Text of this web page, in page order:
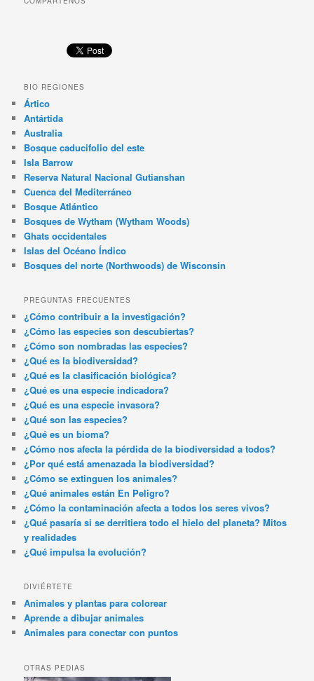
BIO REGIONES
Ártico
Antártida
Australia
Bosque caducifolio del este
Isla Barrow
Reserva Natural Nacional Gutianshan
Cuenca del Mediterráneo
Bosque Atlántico
Bosques de Wytham (Wytham Woods)
Ghats occidentales
Islas del Océano Índico
Bosques del norte (Northwoods) de Wisconsin
PREGUNTAS FRECUENTES
¿Cómo contribuir a la investigación?
¿Cómo las especies son descubiertas?
¿Cómo son nombradas las especies?
¿Qué es la biodiversidad?
¿Qué es la clasificación biológica?
¿Qué es una especie indicadora?
¿Qué es una especie invasora?
¿Qué son las especies?
¿Qué es un bioma?
¿Cómo nos afecta la pérdida de la biodiversidad a todos?
¿Por qué está amenazada la biodiversidad?
¿Cómo se extinguen los animales?
¿Qué animales están En Peligro?
¿Cómo la contaminación afecta a todos los seres vivos?
¿Qué pasaría si se derritiera todo el hielo del planeta? Mitos
y realidades
¿Qué impulsa la evolución?
DIVIÉRTETE
Animales y plantas para colorear
Aprende a dibujar animales
Animales para conectar con puntos
OTRAS PEDIAS